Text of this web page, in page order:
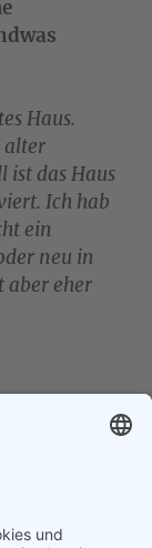
Haus.
alter
ist das Haus
Ich hab
ein
neu in
aber eher